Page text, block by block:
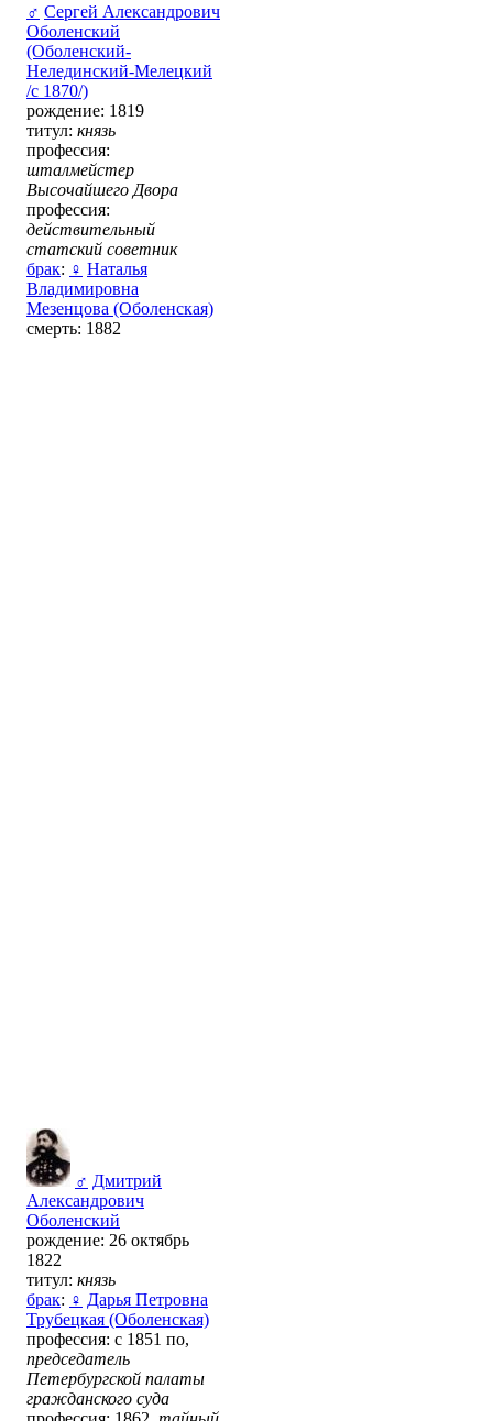
♂ Сергей Александрович
Оболенский
(Оболенский-
Нелединский-Мелецкий
/с 1870/)
рождение: 1819
титул: князь
профессия:
шталмейстер
Высочайшего Двора
профессия:
действительный
статский советник
брак: ♀ Наталья
Владимировна
Мезенцова (Оболенская)
смерть: 1882
♂ Дмитрий
Александрович
Оболенский
рождение: 26 октябрь
1822
титул: князь
брак: ♀ Дарья Петровна
Трубецкая (Оболенская)
профессия: с 1851 по,
председатель
Петербургской палаты
гражданского суда